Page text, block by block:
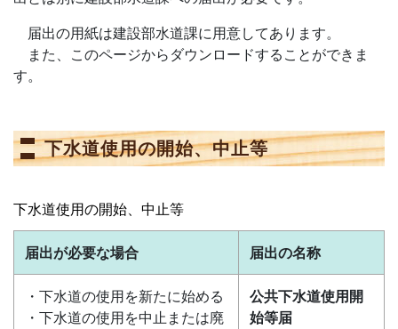
届出の用紙は建設部水道課に用意してあります。
また、このページからダウンロードすることができま
す。
下水道使用の開始、中止等
下水道使用の開始、中止等
届出が必要な場合 届出の名称
・下水道の使用を新たに始める
・下水道の使用を中止または廃
公共下水道使用開
始等届